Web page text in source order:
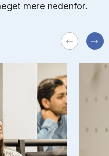
mere nedenfor.